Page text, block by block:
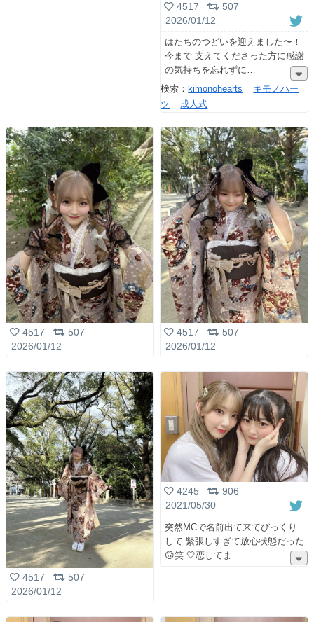
4517
507
2026/01/12
はたちのつどいを迎えました〜！
今まで 支えてくださった方に感謝
の気持ちを忘れずに
検索： kimonohearts
キモノハー
ツ
成人式
4517
507
2026/01/12
4517
507
2026/01/12
4517
507
2026/01/12
4245
906
2021/05/30
突然MCで名前出て来てびっくり
して 緊張しすぎて放心状態だった
🙃笑 🤍恋してま